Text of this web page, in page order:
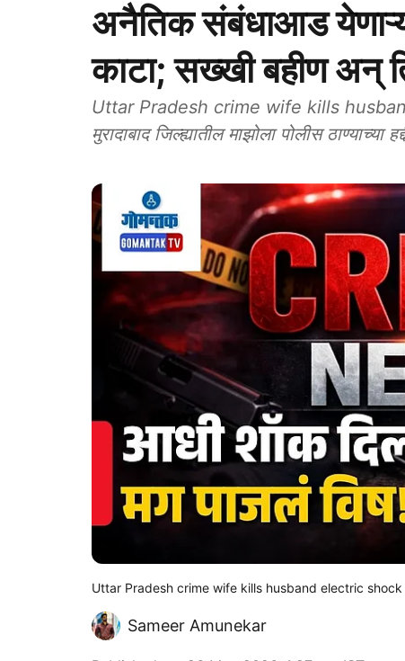
अनैतिक संबंधाआड
काटा; सख्खी बहीण अन्
Uttar Pradesh crime wife kills
मुरादाबाद जिल्ह्यातील माझोला पोलीस
Uttar Pradesh crime wife kills husband electric
Sameer Amunekar